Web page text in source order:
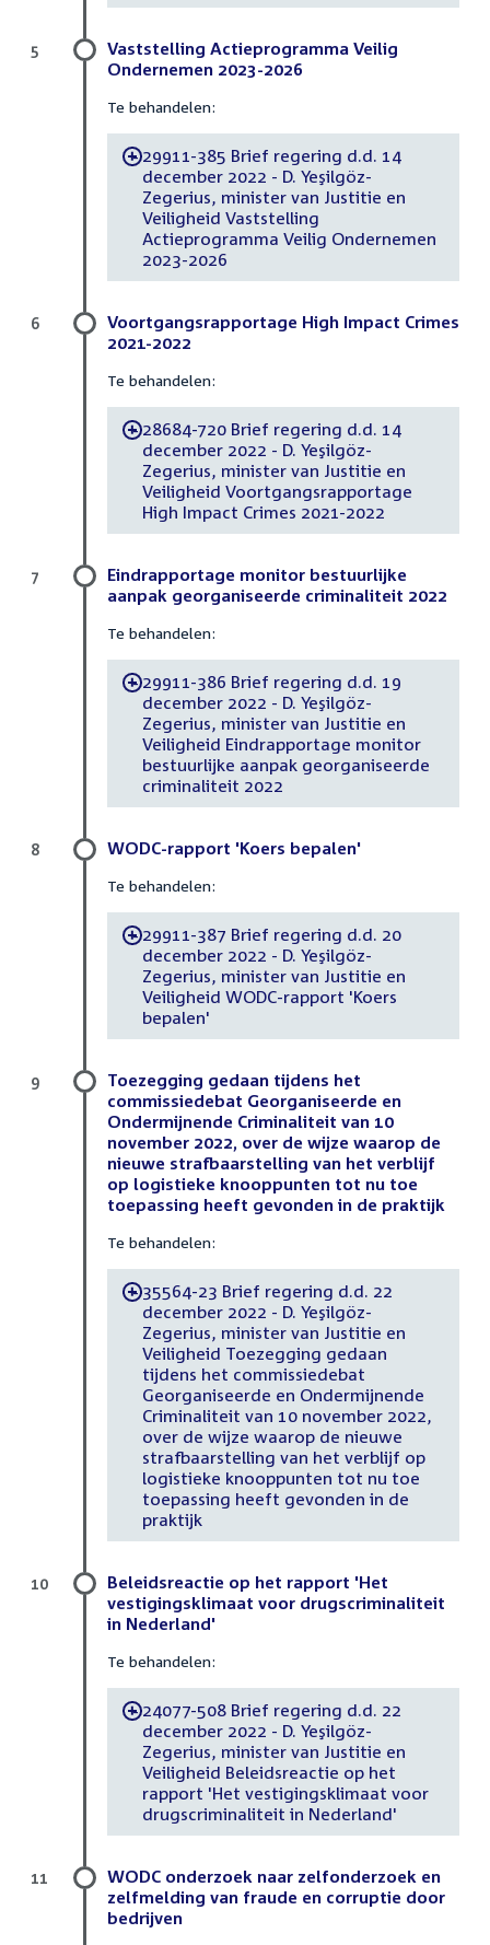
Vaststelling Actieprogramma Veilig
Ondernemen 2023-2026
Te behandelen:
-29911-385 Brief regering d.d. 14
december 2022 - D. Yeşilgöz-
Zegerius, minister van Justitie en
Veiligheid Vaststelling
Actieprogramma Veilig Ondernemen
2023-2026
5
Voortgangsrapportage High Impact Crimes
2021-2022
Te behandelen:
-28684-720 Brief regering d.d. 14
december 2022 - D. Yeşilgöz-
Zegerius, minister van Justitie en
Veiligheid Voortgangsrapportage
High Impact Crimes 2021-2022
6
Eindrapportage monitor bestuurlijke
aanpak georganiseerde criminaliteit 2022
Te behandelen:
-29911-386 Brief regering d.d. 19
december 2022 - D. Yeşilgöz-
Zegerius, minister van Justitie en
Veiligheid Eindrapportage monitor
bestuurlijke aanpak georganiseerde
criminaliteit 2022
7
WODC-rapport 'Koers bepalen'
Te behandelen:
-29911-387 Brief regering d.d. 20
december 2022 - D. Yeşilgöz-
Zegerius, minister van Justitie en
Veiligheid WODC-rapport 'Koers
bepalen'
8
Toezegging gedaan tijdens het
commissiedebat Georganiseerde en
Ondermijnende Criminaliteit van 10
november 2022, over de wijze waarop de
nieuwe strafbaarstelling van het verblijf
op logistieke knooppunten tot nu toe
toepassing heeft gevonden in de praktijk
Te behandelen:
-35564-23 Brief regering d.d. 22
december 2022 - D. Yeşilgöz-
Zegerius, minister van Justitie en
Veiligheid Toezegging gedaan
tijdens het commissiedebat
Georganiseerde en Ondermijnende
Criminaliteit van 10 november 2022,
over de wijze waarop de nieuwe
strafbaarstelling van het verblijf op
logistieke knooppunten tot nu toe
toepassing heeft gevonden in de
praktijk
9
Beleidsreactie op het rapport 'Het
vestigingsklimaat voor drugscriminaliteit
in Nederland'
Te behandelen:
-24077-508 Brief regering d.d. 22
december 2022 - D. Yeşilgöz-
Zegerius, minister van Justitie en
Veiligheid Beleidsreactie op het
rapport 'Het vestigingsklimaat voor
drugscriminaliteit in Nederland'
10
WODC onderzoek naar zelfonderzoek en
zelfmelding van fraude en corruptie door
bedrijven
11